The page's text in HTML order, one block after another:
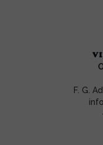
F. G.